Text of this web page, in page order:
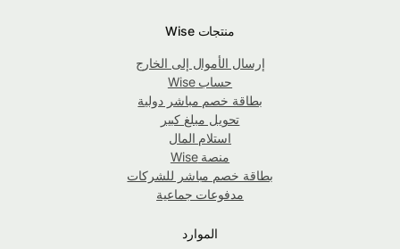
منتجات Wise
إرسال الأموال إلى الخارج
حساب Wise
بطاقة خصم مباشر دولية
تحويل مبلغ كبير
استلام المال
منصة Wise
بطاقة خصم مباشر للشركات
مدفوعات جماعية
الموارد